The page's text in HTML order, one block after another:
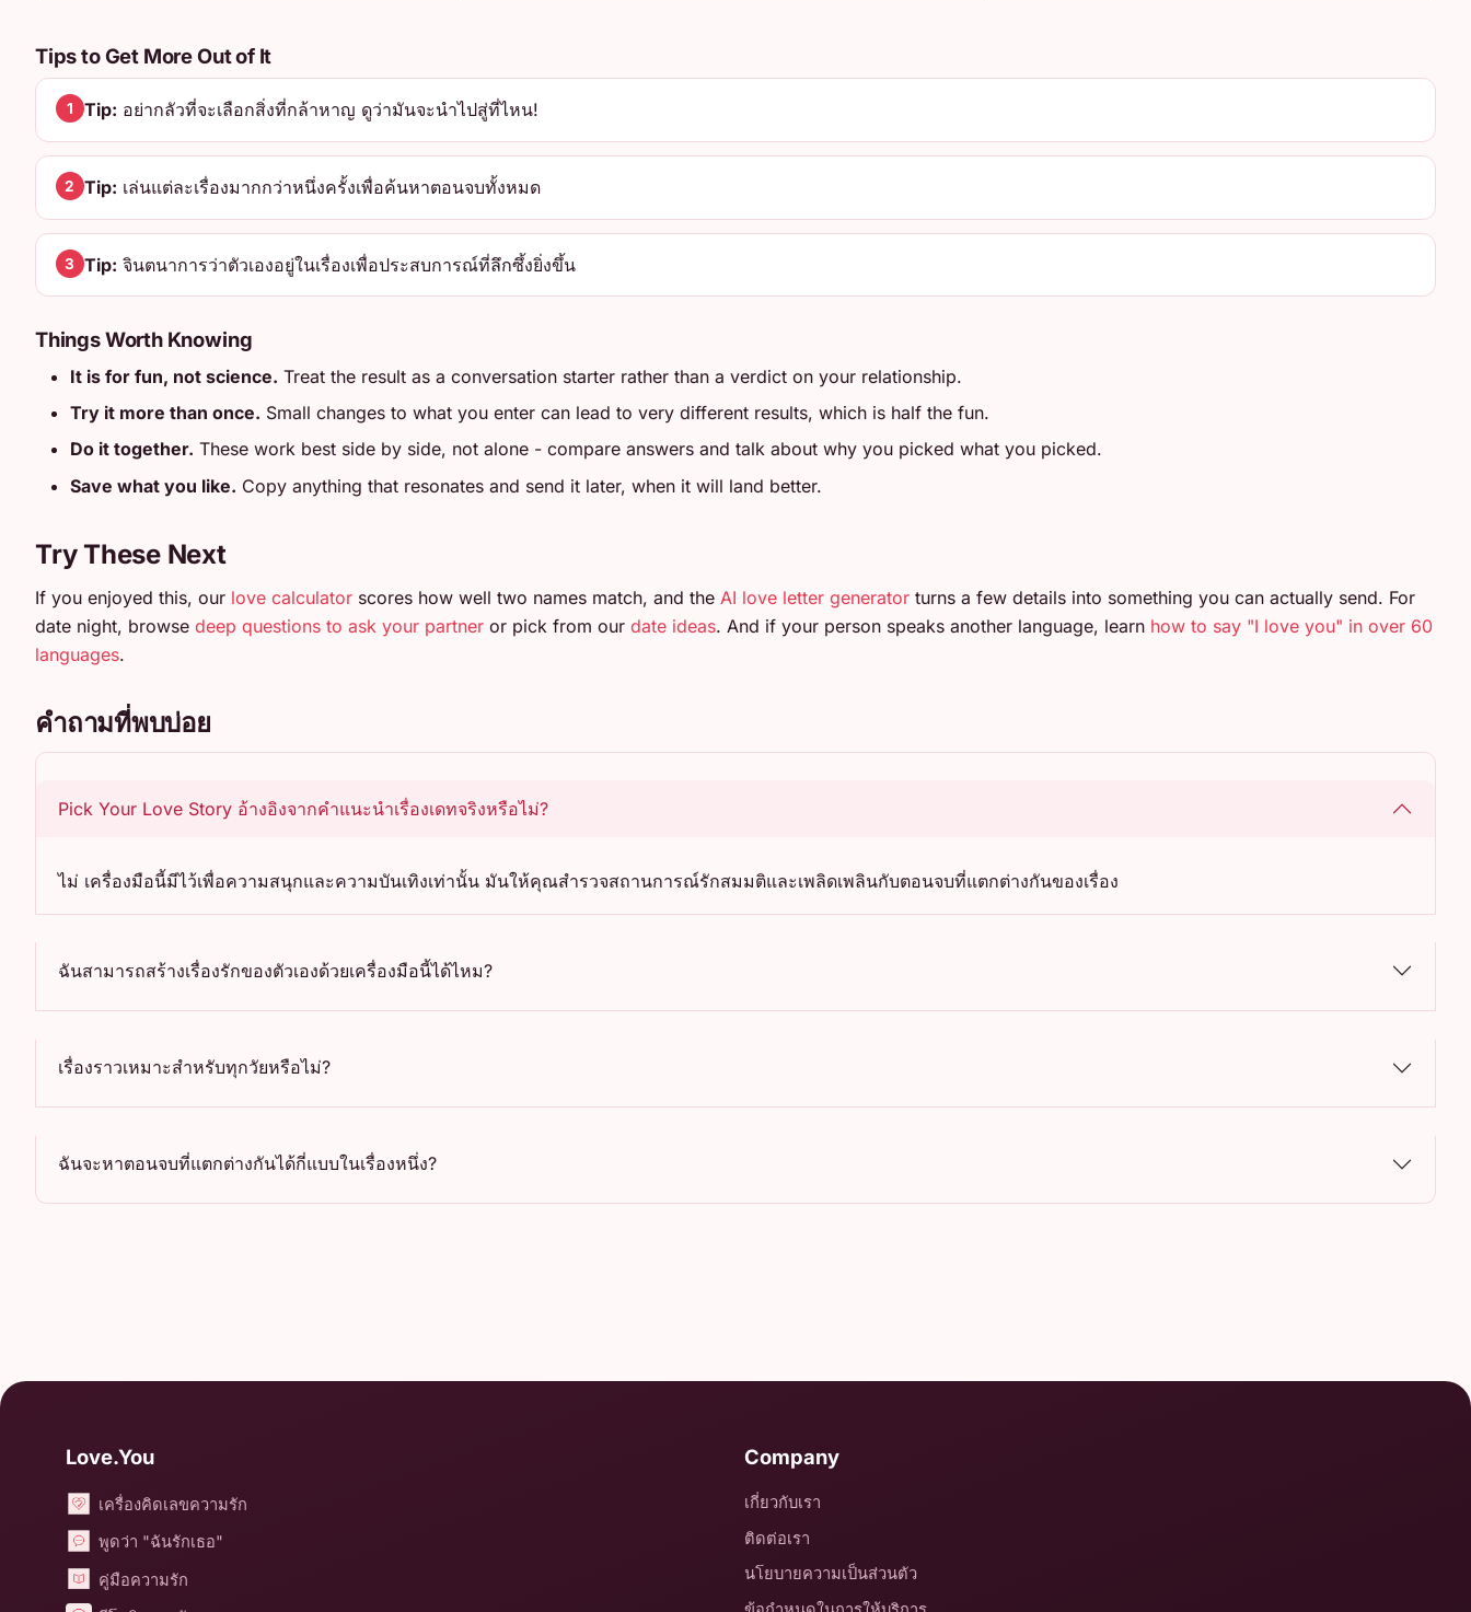
Tips to Get More Out of It
1 Tip: อย่ากลัวที่จะเลือกสิ่งที่กล้าหาญ ดูว่ามันจะนำไปสู่ที่ไหน!
2 Tip: เล่นแต่ละเรื่องมากกว่าหนึ่งครั้งเพื่อค้นหาตอนจบทั้งหมด
3 Tip: จินตนาการว่าตัวเองอยู่ในเรื่องเพื่อประสบการณ์ที่ลึกซึ้งยิ่งขึ้น
Things Worth Knowing
It is for fun, not science. Treat the result as a conversation starter rather than a verdict on your relationship.
Try it more than once. Small changes to what you enter can lead to very different results, which is half the fun.
Do it together. These work best side by side, not alone - compare answers and talk about why you picked what you picked.
Save what you like. Copy anything that resonates and send it later, when it will land better.
Try These Next
If you enjoyed this, our love calculator scores how well two names match, and the AI love letter generator turns a few details into something you can actually send. For
date night, browse deep questions to ask your partner or pick from our date ideas. And if your person speaks another language, learn how to say "I love you" in over 60
languages.
คำถามที่พบบ่อย
Pick Your Love Story อ้างอิงจากคำแนะนำเรื่องเดทจริงหรือไม่?
ไม่ เครื่องมือนี้มีไว้เพื่อความสนุกและความบันเทิงเท่านั้น มันให้คุณสำรวจสถานการณ์รักสมมติและเพลิดเพลินกับตอนจบที่แตกต่างกันของเรื่อง
ฉันสามารถสร้างเรื่องรักของตัวเองด้วยเครื่องมือนี้ได้ไหม?
เรื่องราวเหมาะสำหรับทุกวัยหรือไม่?
ฉันจะหาตอนจบที่แตกต่างกันได้กี่แบบในเรื่องหนึ่ง?
Love.You
เครื่องคิดเลขความรัก
พูดว่า "ฉันรักเธอ"
คู่มือความรัก
Company
เกี่ยวกับเรา
ติดต่อเรา
นโยบายความเป็นส่วนตัว